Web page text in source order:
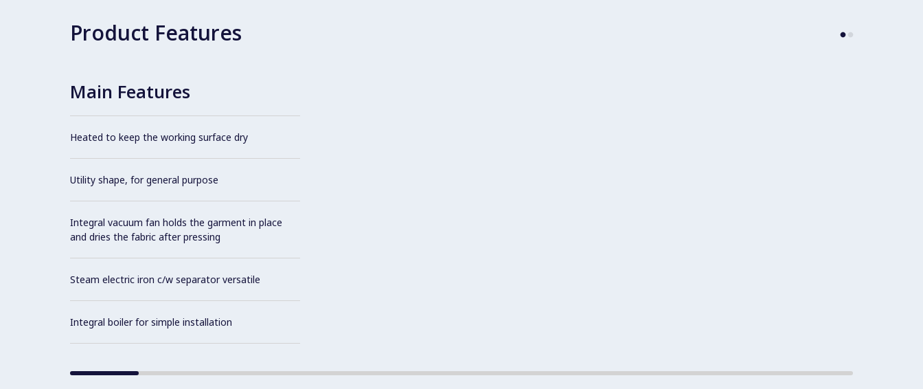
Product Features
Main Features
Heated to keep the working surface dry
Utility shape, for general purpose
Integral vacuum fan holds the garment in place
and dries the fabric after pressing
Steam electric iron c/w separator versatile
Integral boiler for simple installation